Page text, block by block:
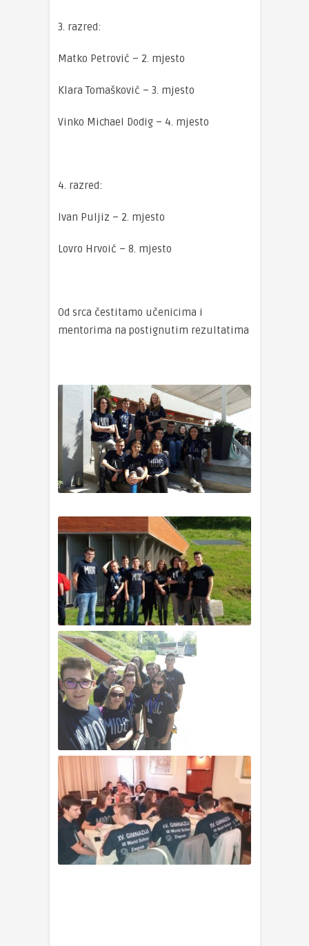
3. razred:
Matko Petrović – 2. mjesto
Klara Tomašković – 3. mjesto
Vinko Michael Dodig – 4. mjesto
4. razred:
Ivan Puljiz – 2. mjesto
Lovro Hrvoić – 8. mjesto
Od srca čestitamo učenicima i
mentorima na postignutim rezultatima